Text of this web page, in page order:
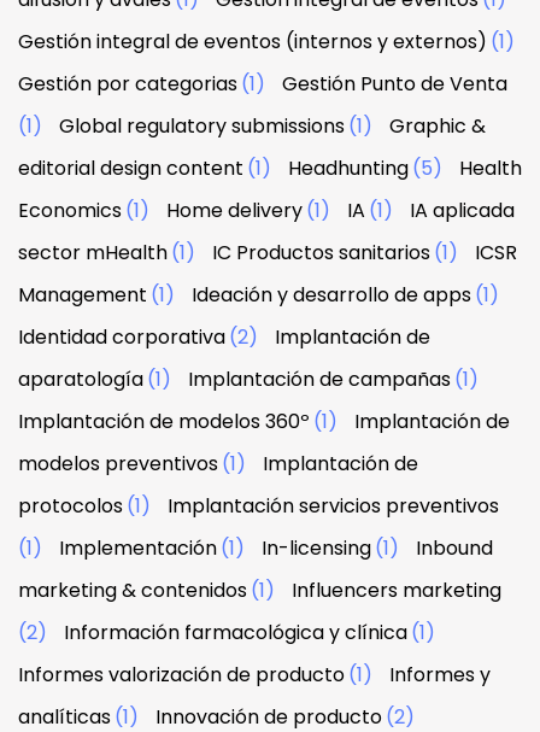
Gestión integral de eventos (internos y externos) (1)
Gestión por categorias(1)
Gestión Punto de Venta
(1)
Global regulatory submissions(1)
Graphic &
editorial design content (1) Headhunting(5)
Health
Economics(1) Home delivery(1) IA (1)
IA aplicada
sector mHealth(1) IC Productos sanitarios(1)
ICSR
Management (1) Ideación y desarrollo de apps(1)
Identidad corporativa(2)
Implantación de
aparatología(1) Implantación de campañas(1)
Implantación de modelos 360º (1)
Implantación de
modelos preventivos(1)
Implantación de
protocolos(1)
Implantación servicios preventivos
(1)
Implementación(1) In-licensing(1)
Inbound
marketing & contenidos(1)
Influencers marketing
(2)
Información farmacológica y clínica(1)
Informes valorización de producto(1)
Informes y
analíticas(1) Innovación de producto(2)